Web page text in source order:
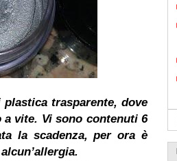
trasparente, dove
vite. Vi sono contenuti 6
la scadenza, per ora è